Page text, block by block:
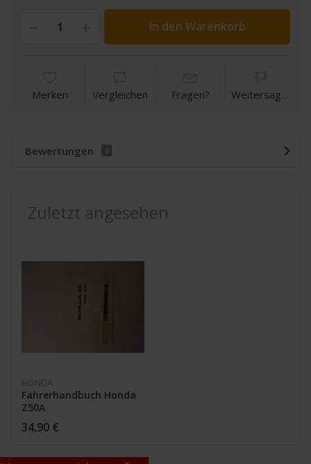
In den Warenkorb
Merken Vergleichen Fragen? Weitersagen
Bewertungen 0
Zuletzt angesehen
HONDA
Fahrerhandbuch Honda
Z50A
34,90 €